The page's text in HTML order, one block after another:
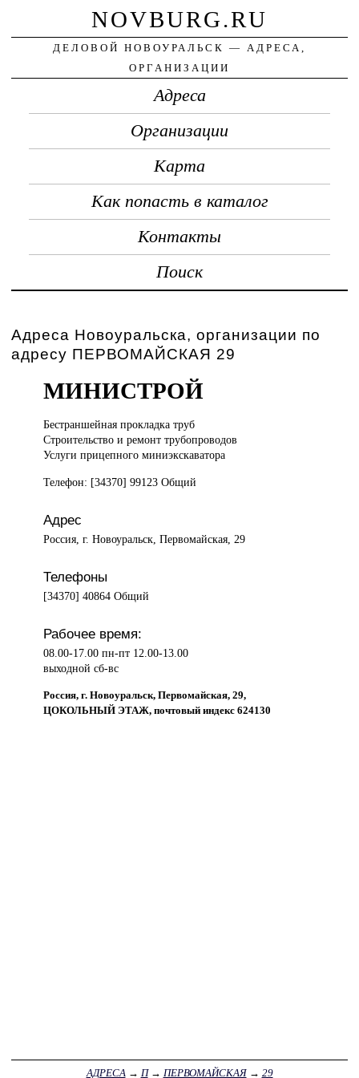
NOVBURG.RU
ДЕЛОВОЙ НОВОУРАЛЬСК — АДРЕСА,
ОРГАНИЗАЦИИ
Адреса
Организации
Карта
Как попасть в каталог
Контакты
Поиск
Адреса Новоуральска, организации по
адресу ПЕРВОМАЙСКАЯ 29
МИНИСТРОЙ
Бестраншейная прокладкатруб
Строительство и ремонт трубопроводов
Услуги прицепного миниэкскаватора
Телефон: [34370] 99123 Общий
Адрес
Россия, г. Новоуральск, Первомайская, 29
Телефоны
[34370] 40864 Общий
Рабочее время:
08.00-17.00 пн-пт 12.00-13.00
выходной сб-вс
Россия, г. Новоуральск, Первомайская, 29,
ЦОКОЛЬНЫЙ ЭТАЖ, почтовый индекс 624130
АДРЕСА→ П→ ПЕРВОМАЙСКАЯ→ 29